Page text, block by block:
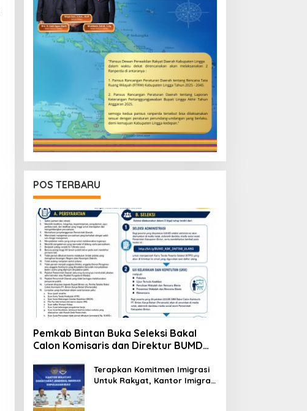
POS TERBARU
Pemkab Bintan Buka Seleksi Bakal
Calon Komisaris dan Direktur BUMD
Terapkan Komitmen Imigrasi
Untuk Rakyat, Kantor Imigrasi